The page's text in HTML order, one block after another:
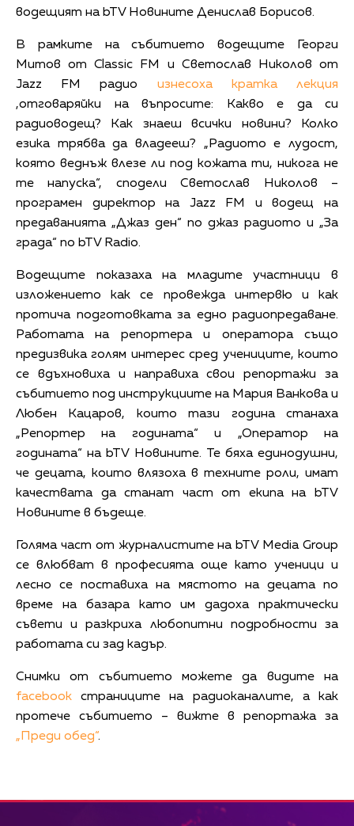
водещият на bTV Новините Денислав Борисов.
В рамките на събитието водещите Георги
Митов от Classic FM и Светослав Николов от
Jazz FM радио изнесоха кратка лекция
,отговаряйки на въпросите: Какво е да си
радиоводещ? Как знаеш всички новини? Колко
езика трябва да владееш? „Радиото е лудост,
която веднъж влезе ли под кожата ти, никога не
те напуска“, сподели Светослав Николов –
програмен директор на Jazz FM и водещ на
предаванията „Джаз ден“ по джаз радиото и „За
града“ по bTV Radio.
Водещите показаха на младите участници в
изложението как се провежда интервю и как
протича подготовката за едно радиопредаване.
Работата на репортера и оператора също
предизвика голям интерес сред учениците, които
се вдъхновиха и направиха свои репортажи за
събитието под инструкциите на Мария Ванкова и
Любен Кацаров, които тази година станаха
„Репортер на годината“ и „Оператор на
годината“ на bTV Новините. Те бяха единодушни,
че децата, които влязоха в техните роли, имат
качествата да станат част от екипа на bTV
Новините в бъдеще.
Голяма част от журналистите на bTV Media Group
се влюбват в професията още като ученици и
лесно се поставиха на мястото на децата по
време на базара като им дадоха практически
съвети и разкриха любопитни подробности за
работата си зад кадър.
Снимки от събитието можете да видите на
facebookстраниците на радиоканалите, a как
протече събитието – вижте в репортажа за
„Преди обед“.